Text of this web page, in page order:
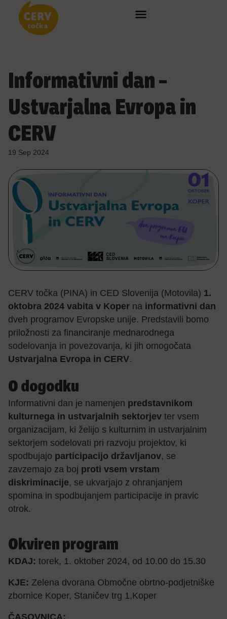
Informativni dan –
Ustvarjalna Evropa in
CERV
19 Sep 2024
CERV točka (PINA) in CED Slovenija (Motovila) 1.
oktobra 2024 vabita v Koper na informativni dan
dveh programov Evropske unije. Predstavili bomo
priložnosti za financiranje mednarodnega
sodelovanja in povezovanja, ki jih omogočata
Ustvarjalna Evropa in CERV.
O dogodku
Informativni dan je namenjen predstavnikom
kulturnega in ustvarjalnih sektorjev ter vsem
organizacijam, ki želijo s kulturnim in ustvarjalnim
sektorjem sodelovati pri razvoju projektov, ki
spodbujajo participacijo državljanov, se
zavzemajo za boj proti vsem vrstam
diskriminacije, se ukvarjajo z ohranjanjem
spomina in spodbujanjem participacije in pravic
otrok.
Okviren program
KDAJ: torek, 1. oktober 2024, od 10.00 do 15.30
KJE: Zelena dvorana Območne obrtno-podjetniške
zbornice Koper, Staničev trg 1,Koper
ČASOVNICA: